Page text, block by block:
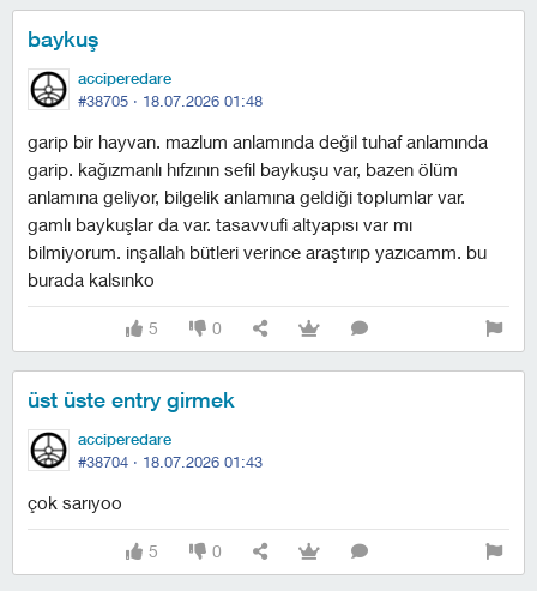
baykuş
acciperedare
#38705 · 18.07.2026 01:48
garip bir hayvan. mazlum anlamında değil tuhaf anlamında
garip. kağızmanlı hıfzının sefil baykuşu var, bazen ölüm
anlamına geliyor, bilgelik anlamına geldiği toplumlar var.
gamlı baykuşlar da var. tasavvufi altyapısı var mı
bilmiyorum. i̇nşallah bütleri verince araştırıp yazıcamm. bu
burada kalsınko
5 0
üst üste entry girmek
acciperedare
#38704 · 18.07.2026 01:43
çok sarıyoo
5 0